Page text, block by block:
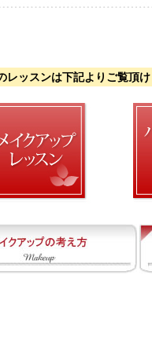
レッスンは下記よりご覧頂